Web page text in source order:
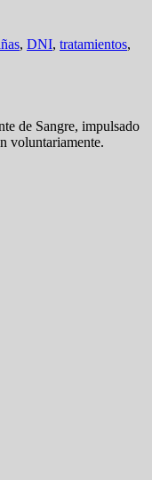
, DNI, tratamientos,
de Sangre, impulsado
voluntariamente.